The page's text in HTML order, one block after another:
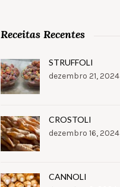
Receitas Recentes
STRUFFOLI
dezembro 21, 2024
CROSTOLI
dezembro 16, 2024
CANNOLI